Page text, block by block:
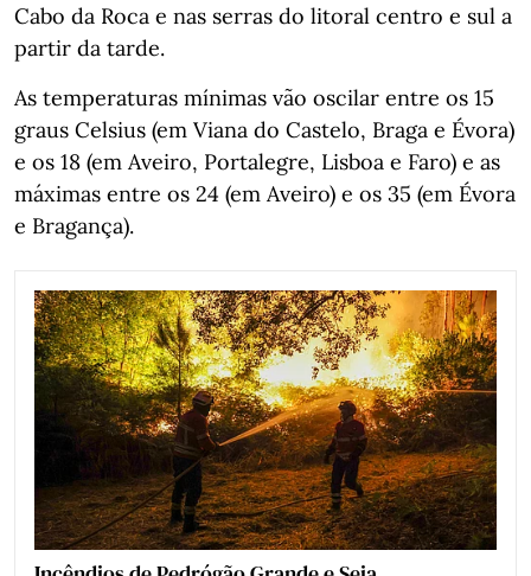
Cabo da Roca e nas serras do litoral centro e sul a
partir da tarde.
As temperaturas mínimas vão oscilar entre os 15
graus Celsius (em Viana do Castelo, Braga e Évora)
e os 18 (em Aveiro, Portalegre, Lisboa e Faro) e as
máximas entre os 24 (em Aveiro) e os 35 (em Évora
e Bragança).